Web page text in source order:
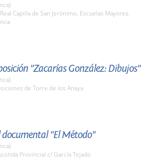
Capilla de San Jerónimo, Escuelas Mayores.
"Zacarías González: Dibujos"
de Torre de los Anaya
documental "El Método"
Provincial c/ García Tejado